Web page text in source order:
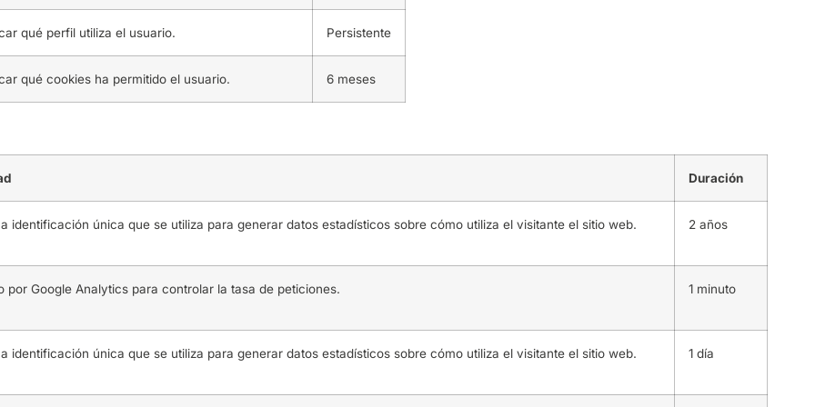
qué perfil utiliza el usuario. Persistente
qué cookies ha permitido el usuario. 6 meses
Duración
identificación única que se utiliza para generar datos estadísticos sobre cómo utiliza el visitante el sitio web. 2 años
por Google Analytics para controlar la tasa de peticiones. 1 minuto
identificación única que se utiliza para generar datos estadísticos sobre cómo utiliza el visitante el sitio web. 1 día